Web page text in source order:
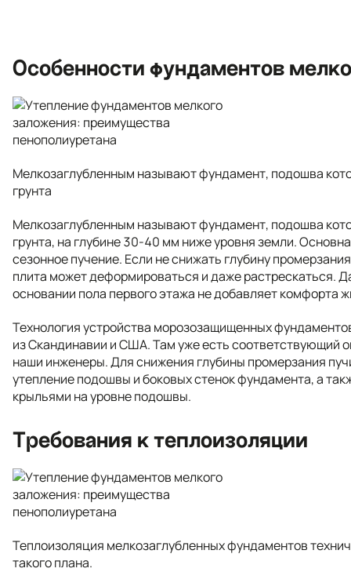
Особенности фундаментов
Мелкозаглубленным называют фундамент, подошва
грунта
Мелкозаглубленным называют фундамент, подошва
грунта, на глубине 30-40 мм ниже уровня земли.
сезонное пучение. Если не снижать глубину
плита может деформироваться и даже растрескаться.
основании пола первого этажа не добавляет комфорта
Технология устройства морозозащищенных
из Скандинавии и США. Там уже есть соответствующий
наши инженеры. Для снижения глубины промерзания
утепление подошвы и боковых стенок фундамента, а
крыльями на уровне подошвы.
Требования к теплоизоляции
Теплоизоляция мелкозаглубленных фундаментов
такого плана.